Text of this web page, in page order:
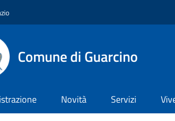
Comune di Guarcino
Novità Servizi